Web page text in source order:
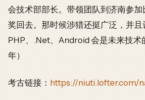
会技术部部长。带领团队到济南参
奖回去。那时候涉猎还挺广泛，并且
PHP、.Net、Android 会是未来技术
年）
考古链接： https://niuti.lofter.com/